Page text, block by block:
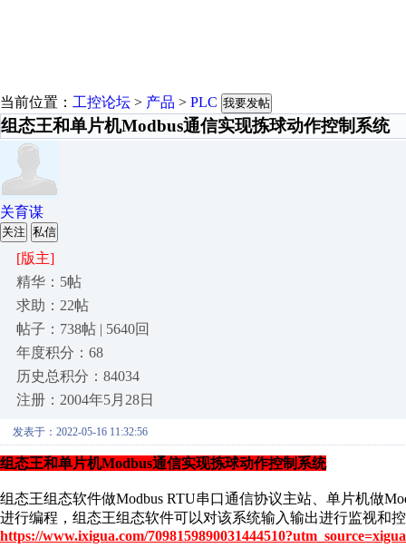
当前位置： 工控论坛 > 产品 > PLC 我要发帖
组态王和单片机Modbus通信实现拣球动作控制系统
关育谋
关注 私信
[版主]
精华：5帖
求助：22帖
帖子：738帖 | 5640回
年度积分：68
历史总积分：84034
注册：2004年5月28日
发表于：2022-05-16 11:32:56
组态王和单片机Modbus通信实现拣球动作控制系统
组态王组态软件做Modbus RTU串口通信协议主站、单片机做
进行编程，组态王组态软件可以对该系统输入输出进行监视和
https://www.ixigua.com/